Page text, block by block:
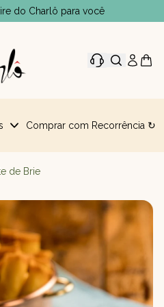
do Charlô para você
Comprar com Recorrência ↻
de Brie